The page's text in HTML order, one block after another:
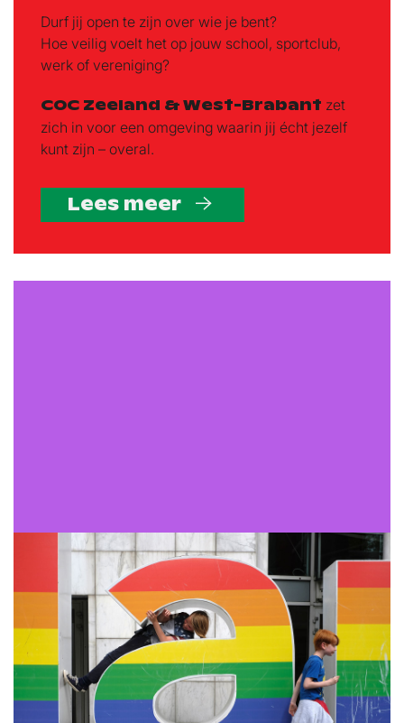
Durf jij open te zijn over wie je bent?
Hoe veilig voelt het op jouw school, sportclub,
werk of vereniging?
COC Zeeland & West-Brabant zet
zich in voor een omgeving waarin jij écht jezelf
kunt zijn – overal.
Lees meer